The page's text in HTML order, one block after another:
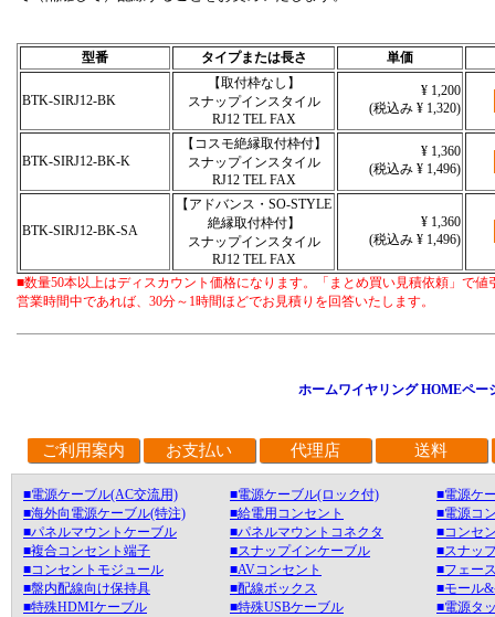
型番 タイプまたは長さ 単価
BTK-SIRJ12-BK
【取付枠なし】
スナップインスタイル
RJ12 TEL FAX
¥ 1,200
(税込み ¥ 1,320)
BTK-SIRJ12-BK-K
【コスモ絶縁取付枠付】
スナップインスタイル
RJ12 TEL FAX
¥ 1,360
(税込み ¥ 1,496)
BTK-SIRJ12-BK-SA
【アドバンス・SO-STYLE
絶縁取付枠付】
スナップインスタイル
RJ12 TEL FAX
¥ 1,360
(税込み ¥ 1,496)
■数量50本以上はディスカウント価格になります。「まとめ買い見積依頼」で値
営業時間中であれば、30分～1時間ほどでお見積りを回答いたします。
ホームワイヤリング HOMEペー
ご利用案内 お支払い 代理店 送料
■電源ケーブル(AC交流用) ■電源ケーブル(ロック付)
■電源ケ
■海外向電源ケーブル(特注)
■給電用コンセント
■電源コ
■パネルマウントケーブル
■パネルマウントコネクタ
■コンセ
■複合コンセント端子
■スナップインケーブル
■スナッ
■コンセントモジュール
■AVコンセント
■フェー
■盤内配線向け保持具
■配線ボックス
■モール
■特殊HDMIケーブル
■特殊USBケーブル ■電源タ